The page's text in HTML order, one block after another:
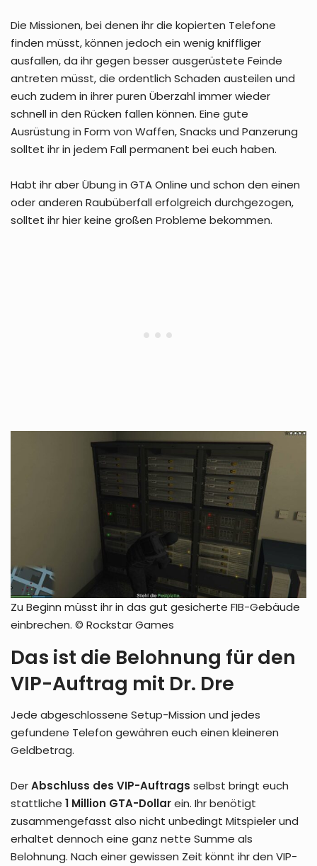
Die Missionen, bei denen ihr die kopierten Telefone
finden müsst, können jedoch ein wenig kniffliger
ausfallen, da ihr gegen besser ausgerüstete Feinde
antreten müsst, die ordentlich Schaden austeilen und
euch zudem in ihrer puren Überzahl immer wieder
schnell in den Rücken fallen können. Eine gute
Ausrüstung in Form von Waffen, Snacks und Panzerung
solltet ihr in jedem Fall permanent bei euch haben.
Habt ihr aber Übung in GTA Online und schon den einen
oder anderen Raubüberfall erfolgreich durchgezogen,
solltet ihr hier keine großen Probleme bekommen.
Zu Beginn müsst ihr in das gut gesicherte FIB-Gebäude
einbrechen. © Rockstar Games
Das ist die Belohnung für den
VIP-Auftrag mit Dr. Dre
Jede abgeschlossene Setup-Mission und jedes
gefundene Telefon gewähren euch einen kleineren
Geldbetrag.
DerAbschluss des VIP-Auftrags selbst bringt euch
stattliche 1 Million GTA-Dollarein. Ihr benötigt
zusammengefasst also nicht unbedingt Mitspieler und
erhaltet dennoch eine ganz nette Summe als
Belohnung. Nach einer gewissen Zeit könnt ihr den VIP-